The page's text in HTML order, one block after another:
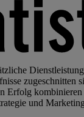
zugeschnitten
Erfolg
und